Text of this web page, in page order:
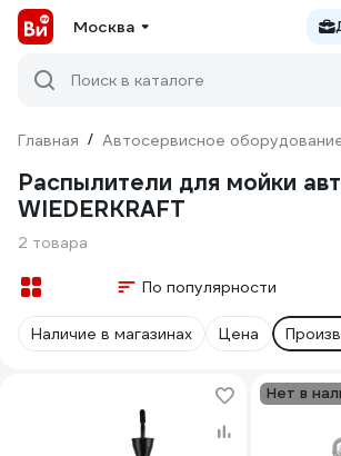
Москва
Поиск в каталоге
Главная / Автосервисное
Распылители для мойки
WIEDERKRAFT
2 товара
По популярности
Наличие в магазинах Цена
Нет в